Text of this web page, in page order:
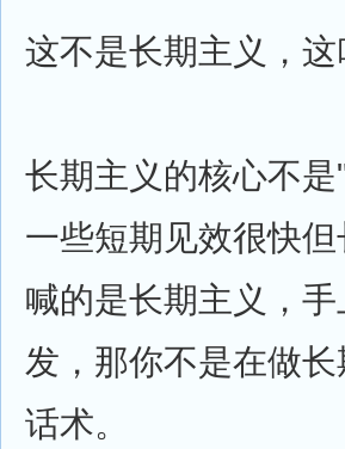
这不是长期主义，
长期主义的核心不
一些短期见效很快
喊的是长期主义，
发，那你不是在做
话术。